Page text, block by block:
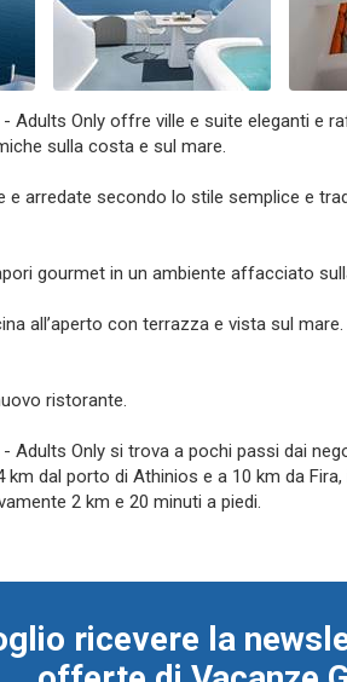
Adults Only offre ville e suite eleganti e
sulla costa e sul mare.
arredate secondo lo stile semplice e
gourmet in un ambiente affacciato
all’aperto con terrazza e vista sul
ristorante.
Adults Only si trova a pochi passi dai
km dal porto di Athinios e a 10 km da
2 km e 20 minuti a piedi.
ricevere la